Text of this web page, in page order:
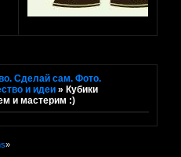
Сделай сам. Фото.
и идеи »Кубики
и мастерим :)
»